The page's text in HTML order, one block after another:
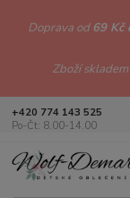
Doprava od69 Kč
Zboží
+420 774 143 525
Po-Čt: 8.00-14.00